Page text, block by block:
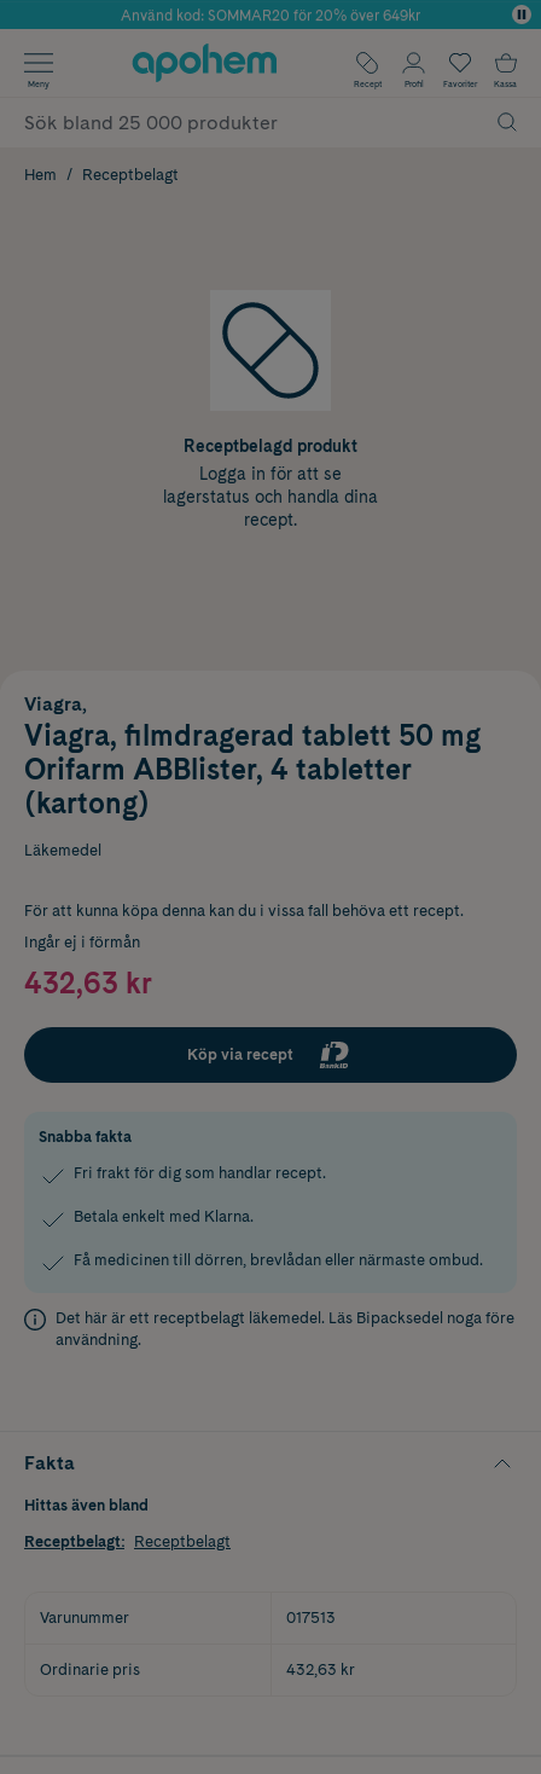
Årets Butik 2025 inom Skönhet
Använd kod: SOMMAR20 för 20% över 649kr
✓ Fri frakt
✓ Poäng på alla köp*
Meny Recept Profil Favoriter Kassa
Hem Receptbelagt
Receptbelagd produkt
Logga in för att se
lagerstatus och handla dina
recept.
Viagra,
Viagra, filmdragerad tablett 50 mg
Orifarm ABBlister, 4 tabletter
(kartong)
Läkemedel
För att kunna köpa denna kan du i vissa fall behöva ett recept.
Ingår ej i förmån
432,63 kr
Köp via recept
Snabba fakta
Fri frakt för dig som handlar recept.
Betala enkelt med Klarna.
Få medicinen till dörren, brevlådan eller närmaste ombud.
Det här är ett receptbelagt läkemedel. Läs Bipacksedel noga före
användning.
Fakta
Hittas även bland
Receptbelagt: Receptbelagt
Varunummer 017513
Ordinarie pris 432,63 kr